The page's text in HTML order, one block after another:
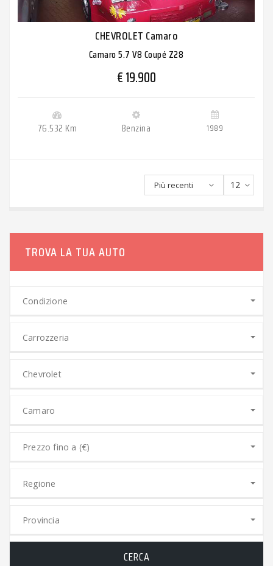
CHEVROLET Camaro
Camaro 5.7 V8 Coupé Z28
€ 19.900
76.532 Km Benzina 1989
12
Più recenti
TROVA LA TUA AUTO
Condizione
Carrozzeria
Chevrolet
Camaro
Prezzo fino a (€)
Regione
Provincia
CERCA